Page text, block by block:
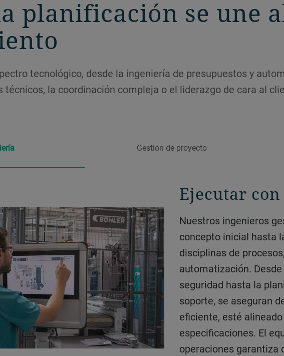
planificación se une
tecnológico, desde la ingeniería de presupuestos y
técnicos, la coordinación compleja o el liderazgo de cara al
Gestión de proyecto
Ejecutar
Nuestros ingenieros gestionan proyectos desde su
concepto inicial hasta
disciplinas de
automatización.
seguridad hasta la
soporte, se aseguran
eficiente, esté
especificaciones. El
operaciones garantiza
Mantener
Los jefes de proyecto orquestan el progreso alineando a
personas, plazos y
trabajo detallados
interesadas, se
contratiempos y con
calidad.
Construir
Nuestros site manager y supervisores lideran la
instalación y la puesta
disciplina. Garantizan
cumplimiento de la
contratiempos al
profesionalidad y
de la entrega.